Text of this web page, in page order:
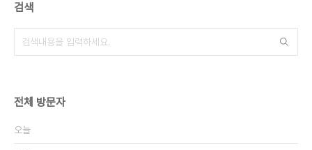
검색
전체 방문자
오늘